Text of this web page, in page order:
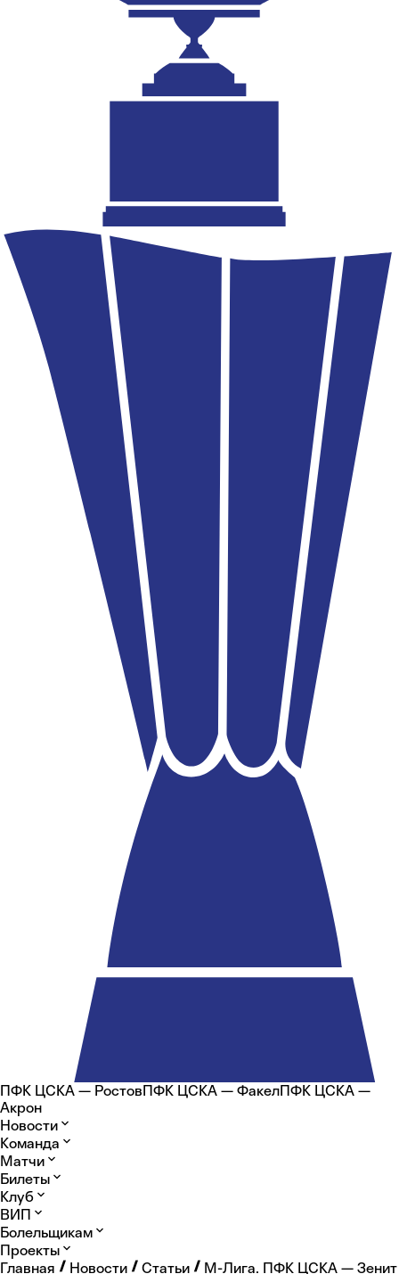
ПФК ЦСКА — Ростов ПФК ЦСКА — ФакелПФК ЦСКА —
Акрон
Новости
Команда
Матчи
Билеты
Клуб
ВИП
Болельщикам
Проекты
Главная
Новости Статьи
М-Лига. ПФК ЦСКА — Зенит